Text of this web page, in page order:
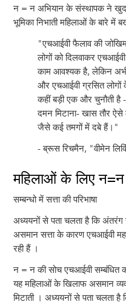
न = न अभियान के संस्थापक ने खुद
भूमिका निभाती महिलाओं के बारे में
"एचआईवी फैलाव की
लोगों को दिलवाकर
काम आवश्यक है, लेकिन
और एचआईवी ग्रसित
कहीं बड़ी एक और चुनौती है -
दमन मिटाना- खास तौर
जैसे कई तमगों में दबे हैं।"
- ब्रूस रिचमैन, "वीमेन
महिलाओं के लिए न=न
सम्बन्धो में सत्ता की परिभाषा
अध्ययनों से पता चलता है कि
असमान सत्ता के कारण एचआईवी
रही हैं ।
न = न की सोच एचआईवी सम्बंधित
यह महिलाओं के खिलाफ असमान
मिटाती । अध्ययनों से पता चलता